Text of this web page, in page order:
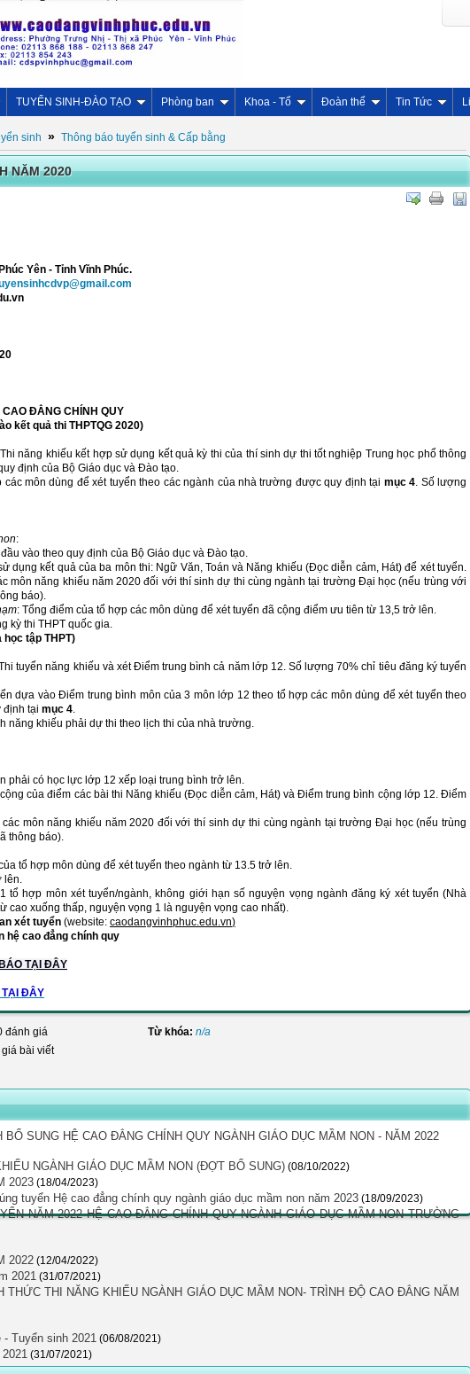
TUYỂN SINH-ĐÀO TẠO Phòng ban Khoa - Tổ Đoàn thể Tin Tức
sinh » Thông báo tuyển sinh & Cấp bằng
NĂM 2020
Yên - Tỉnh Vĩnh Phúc.
CAO ĐẲNG CHÍNH QUY
kết quả thi THPTQG 2020)
năng khiếu kết hợp sử dụng kết quả kỳ thi của thí sinh dự thi tốt nghiệp Trung học phổ thông
định của Bộ Giáo dục và Đào tạo.
các môn dùng để xét tuyển theo các ngành của nhà trường được quy định tại mục 4. Số lượng
:
vào theo quy định của Bộ Giáo dục và Đào tạo.
kết quả của ba môn thi: Ngữ Văn, Toán và Năng khiếu (Đọc diễn cảm, Hát) để xét tuyển.
môn năng khiếu năm 2020 đối với thí sinh dự thi cùng ngành tại trường Đại học (nếu trùng với
báo).
: Tổng điểm của tổ hợp các môn dùng để xét tuyển đã cộng điểm ưu tiên từ 13,5 trở lên.
thi THPT quốc gia.
tập THPT)
tuyển năng khiếu và xét Điểm trung bình cả năm lớp 12. Số lượng 70% chỉ tiêu đăng ký tuyển
dựa vào Điểm trung bình môn của 3 môn lớp 12 theo tổ hợp các môn dùng để xét tuyển theo
định tại mục 4.
năng khiếu phải dự thi theo lịch thi của nhà trường.
phải có học lực lớp 12 xếp loại trung bình trở lên.
của điểm các bài thi Năng khiếu (Đọc diễn cảm, Hát) và Điểm trung bình cộng lớp 12. Điểm
môn năng khiếu năm 2020 đối với thí sinh dự thi cùng ngành tại trường Đại học (nếu trùng
thông báo).
tổ hợp môn dùng để xét tuyển theo ngành từ 13.5 trở lên.
lên.
tổ hợp môn xét tuyển/ngành, không giới hạn số nguyện vọng ngành đăng ký xét tuyển (Nhà
cao xuống thấp, nguyện vọng 1 là nguyện vọng cao nhất).
xét tuyển (website: caodangvinhphuc.edu.vn)
hệ cao đẳng chính quy
TẠI ĐÂY
TẠI ĐÂY
đánh giá
bài viết
Từ khóa: n/a
SUNG HỆ CAO ĐẲNG CHÍNH QUY NGÀNH GIÁO DỤC MẦM NON - NĂM 2022
NGÀNH GIÁO DỤC MẦM NON (ĐỢT BỔ SUNG) (08/10/2022)
2023 (18/04/2023)
tuyển Hệ cao đẳng chính quy ngành giáo dục mầm non năm 2023 (18/09/2023)
NĂM 2022 HỆ CAO ĐẲNG CHÍNH QUY NGÀNH GIÁO DỤC MẦM NON TRƯỜNG
2022 (12/04/2022)
2021 (31/07/2021)
THỨC THI NĂNG KHIẾU NGÀNH GIÁO DỤC MẦM NON- TRÌNH ĐỘ CAO ĐẲNG NĂM
- Tuyển sinh 2021 (06/08/2021)
(31/07/2021)